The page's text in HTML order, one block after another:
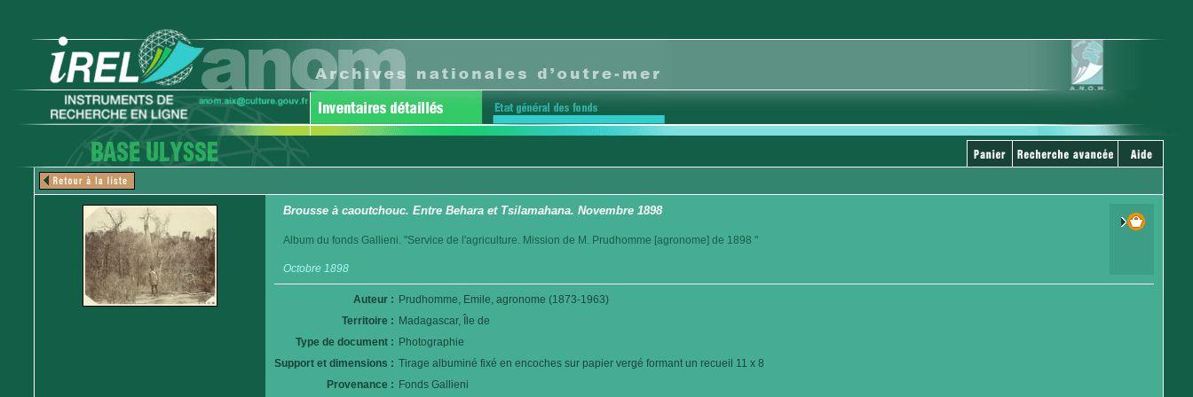
Brousse à caoutchouc. Entre Behara et Tsilamahana. Novembre 1898
Album du fonds Gallieni. "Service de l'agriculture. Mission de M. Prudhomme [agronome] de 1898 "
Octobre 1898
Auteur : Prudhomme, Emile, agronome (1873-1963)
Territoire : Madagascar, Île de
Type de document : Photographie
Support et dimensions : Tirage albuminé fixé en encoches sur papier vergé formant un recueil 11 x 8
Provenance : Fonds Gallieni